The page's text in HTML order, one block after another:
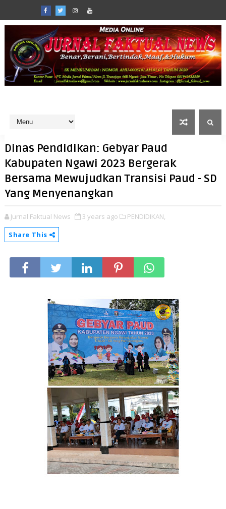
Dinas Pendidikan: Gebyar Paud
Kabupaten Ngawi 2023 Bergerak
Bersama Mewujudkan Transisi Paud - SD
Yang Menyenangkan
Jurnal Faktual News 3 years ago
PENDIDIKAN,
Share This